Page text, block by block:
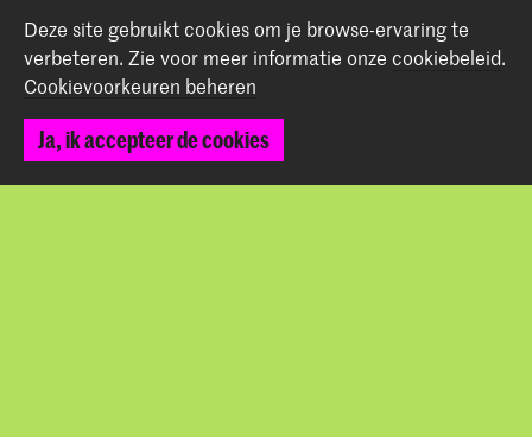
De Mesdag Collectie, Den Haag
Meer info
demesdagcollectie.nl
hdkvht.nl/hedenhaags
Entree
Deze site gebruikt cookies om je browse-ervaring te
verbeteren. Zie voor meer informatie onze cookiebeleid.
Cookievoorkeuren beheren
Ja, ik accepteer de cookies